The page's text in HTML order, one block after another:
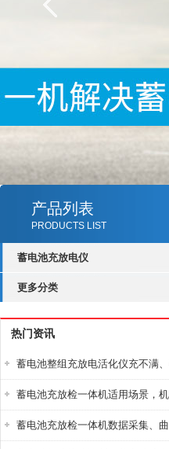
产品列表
PRODUCTS LIST
蓄电池充放电仪
更多分类
热门资讯